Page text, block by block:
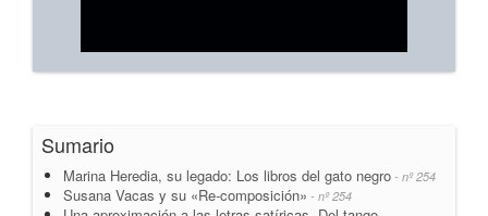
Sumario
Marina Heredia, su legado: Los libros del gato negro - nº 254
Susana Vacas y su «Re-composición» - nº 254